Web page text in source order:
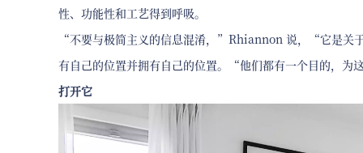
性、功能性和工艺得到呼吸。
“不要与极简主义的信息混淆，”Rhiannon 说，“它是关
有自己的位置并拥有自己的位置。“他们都有一个目的，
打开它